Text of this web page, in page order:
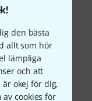
den bästa
allt som hör
lämpliga
och att
okej för dig,
cookies för